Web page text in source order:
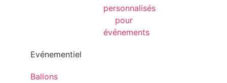
Evénementiel
Ballons